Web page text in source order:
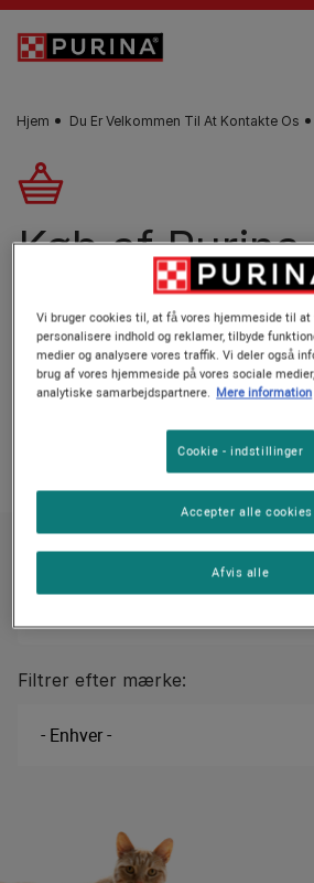
Gå til hovedindhold
Hjem Du Er Velkommen Til At Kontakte Os
Køb af
produkter
Hvis du har et spørgsmål om køb af
produkter, kan du se de ofte stillede
Udforsk kategorier
Filtrer efter mærke:
Vi bruger cookies til, at få vores hjemmeside til
personalisere indhold og reklamer, tilbyde
medier og analysere vores traffik. Vi deler også
brug af vores hjemmeside på vores sociale
analytiske samarbejdspartnere. Mere information
Cookie - indstillinger
Afvis alle
Accepter alle cookies